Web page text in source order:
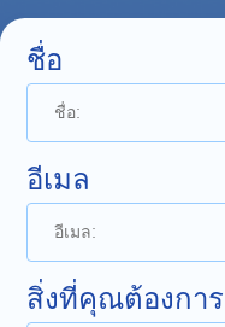
ชื่อ
อีเมล
สิ่งที่คุณต้องการ